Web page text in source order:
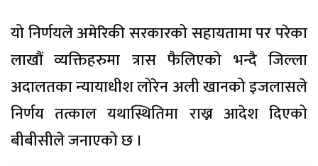
यो निर्णयले अमेरिकी सरकारको सहायतामा पर परेका
लाखौं व्यक्तिहरुमा त्रास फैलिएको भन्दै जिल्ला
अदालतका न्यायाधीश लोरेन अली खानको इजलासले
निर्णय तत्काल यथास्थितिमा राख्न आदेश दिएको
बीबीसीले जनाएको छ ।